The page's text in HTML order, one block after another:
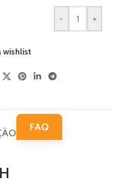
- +
wishlist
FAQ